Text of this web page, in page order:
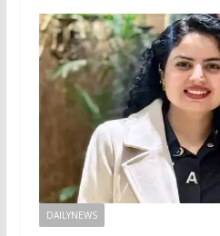
DAILYNEWS